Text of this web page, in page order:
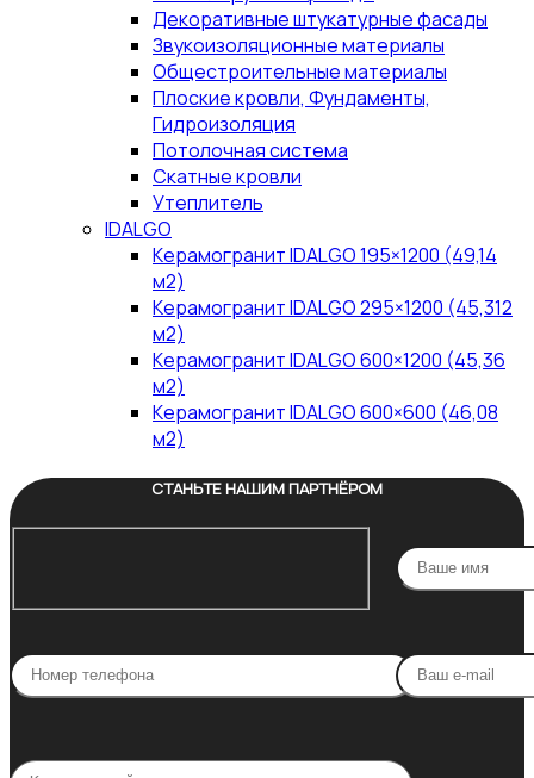
Декоративные штукатурные фасады
Звукоизоляционные материалы
Общестроительные материалы
Плоские кровли, Фундаменты,
Гидроизоляция
Потолочная система
Скатные кровли
Утеплитель
IDALGO
Керамогранит IDALGO 195×1200 (49,14
м2)
Керамогранит IDALGO 295×1200 (45,312
м2)
Керамогранит IDALGO 600×1200 (45,36
м2)
Керамогранит IDALGO 600×600 (46,08
м2)
СТАНЬТЕ НАШИМ ПАРТНЁРОМ